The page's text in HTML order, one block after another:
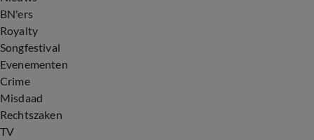
BN'ers
Royalty
Songfestival
Evenementen
Crime
Misdaad
Rechtszaken
TV